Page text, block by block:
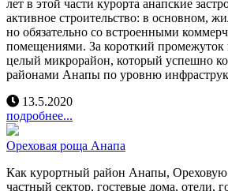
лет в этой части курорта анапские
активное строительство: в основном,
но обязательно со встроенными
помещениями. За короткий промежуток
целый микрорайон, который успешно
районами Анапы по уровню
13.5.2020
подробнее...
Ореховая роща Анапа
Как курортный район Анапы, Ореховую
частный сектор, гостевые дома, отели,